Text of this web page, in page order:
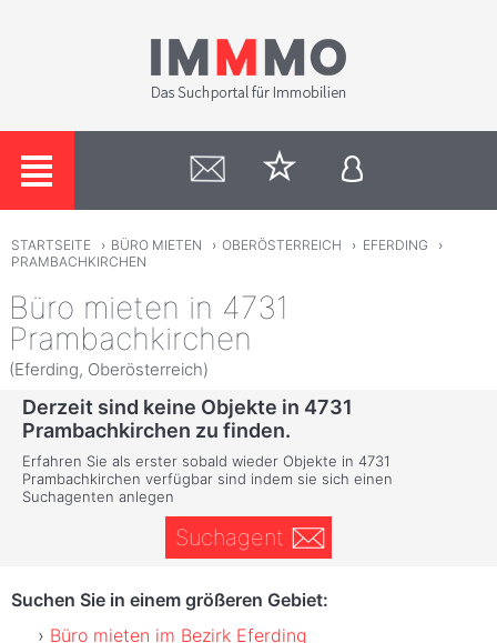
STARTSEITE › BÜRO MIETEN › OBERÖSTERREICH › EFERDING
›
PRAMBACHKIRCHEN
Büro mieten in 4731
Prambachkirchen
(Eferding, Oberösterreich)
Derzeit sind keine Objekte in 4731
Prambachkirchen zu finden.
Erfahren Sie als erster sobald wieder Objekte in 4731
Prambachkirchen verfügbar sind indem sie sich einen
Suchagenten anlegen
Suchagent
Suchen Sie in einem größeren Gebiet:
Büro mieten im Bezirk Eferding